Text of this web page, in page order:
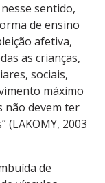
nesse sentido,
de ensino
afetiva,
as crianças,
sociais,
máximo
não devem ter
(LAKOMY, 2003
de